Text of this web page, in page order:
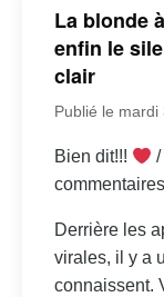
La blonde
enfin le
clair
Publié le
Bien dit!!!
/
commentaires
Derrière les
virales, il y a
connaissent.